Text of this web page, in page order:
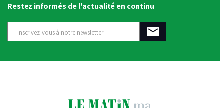
Restez informés de l'actualité en continu